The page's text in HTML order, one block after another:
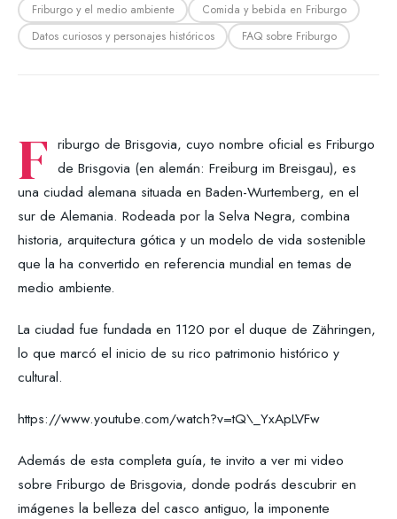
Friburgo y el medio ambiente
Comida y bebida en Friburgo
Datos curiosos y personajes históricos
FAQ sobre Friburgo
F riburgo de Brisgovia, cuyo nombre oficial es Friburgo
de Brisgovia (en alemán: Freiburg im Breisgau), es
una ciudad alemana situada en Baden-Wurtemberg, en el
sur de Alemania. Rodeada por la Selva Negra, combina
historia, arquitectura gótica y un modelo de vida sostenible
que la ha convertido en referencia mundial en temas de
medio ambiente.
La ciudad fue fundada en 1120 por el duque de Zähringen,
lo que marcó el inicio de su rico patrimonio histórico y
cultural.
https://www.youtube.com/watch?v=tQ\_YxApLVFw
Además de esta completa guía, te invito a ver mi video
sobre Friburgo de Brisgovia, donde podrás descubrir en
imágenes la belleza del casco antiguo, la imponente